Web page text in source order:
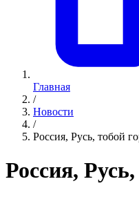
Главная
/
Новости
/
Россия, Русь, тобой
Россия,